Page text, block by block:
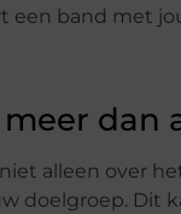
een band met
dan
alleen over
doelgroep. Dit